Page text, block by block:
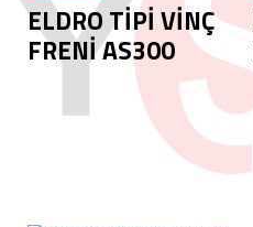
ELDRO TİPİ VİNÇ
FRENİ AS300